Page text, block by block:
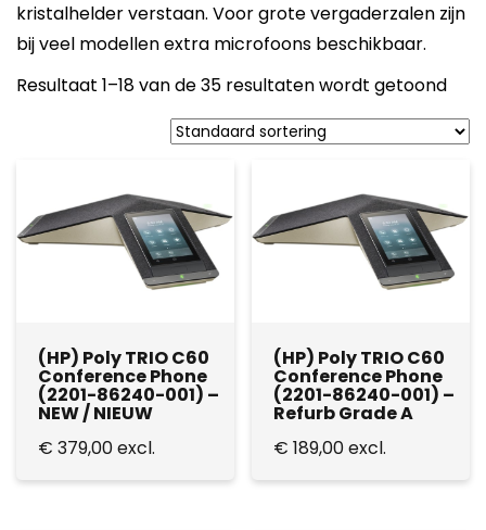
kristalhelder verstaan. Voor grote vergaderzalen zijn
bij veel modellen extra microfoons beschikbaar.
Resultaat 1–18 van de 35 resultaten wordt getoond
(HP) Poly TRIO C60
Conference Phone
(2201-86240-001) –
NEW / NIEUW
€ 379,00excl.
(HP) Poly TRIO C60
Conference Phone
(2201-86240-001) –
Refurb Grade A
€ 189,00excl.